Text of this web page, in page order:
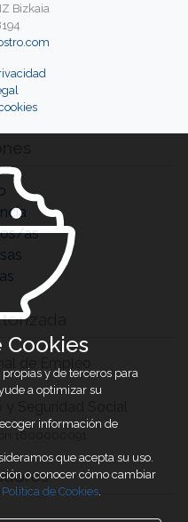
Bizkaia
as
1600000091
Cookies
y de terceros para
a optimizar su
información de
que acepta su uso.
o conocer cómo cambiar
Política de Cookies.